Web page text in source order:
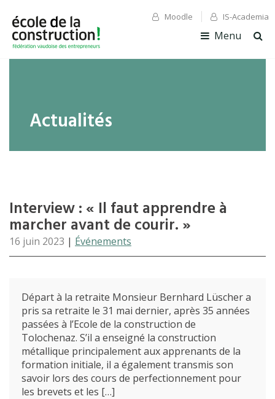
✕ Fermer
✕ Fermer
Moodle IS-Academia
Menu
la
Actualités
Interview : « Il faut apprendre à
marcher avant de courir. »
16 juin 2023 | Événements
Départ à la retraite Monsieur Bernhard Lüscher a
pris sa retraite le 31 mai dernier, après 35 années
passées à l’Ecole de la construction de
Tolochenaz. S’il a enseigné la construction
métallique principalement aux apprenants de la
formation initiale, il a également transmis son
savoir lors des cours de perfectionnement pour
les brevets et les […]